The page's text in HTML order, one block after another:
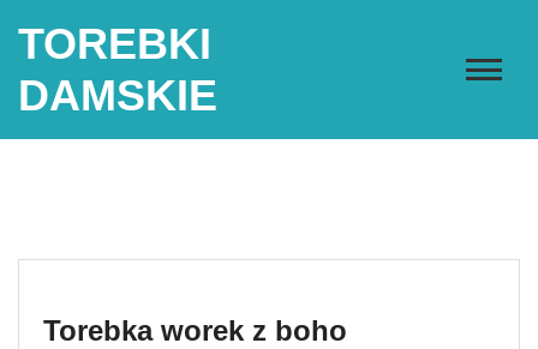
TOREBKI
DAMSKIE
Torebka worek z boho